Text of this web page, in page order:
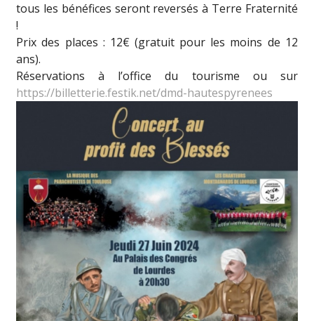
tous les bénéfices seront reversés à Terre Fraternité
!
Prix des places : 12€ (gratuit pour les moins de 12
ans).
Réservations à l’office du tourisme ou sur
https://billetterie.festik.net/dmd-hautespyrenees